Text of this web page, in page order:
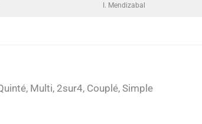
I. Mendizabal
Multi, 2sur4, Couplé, Simple